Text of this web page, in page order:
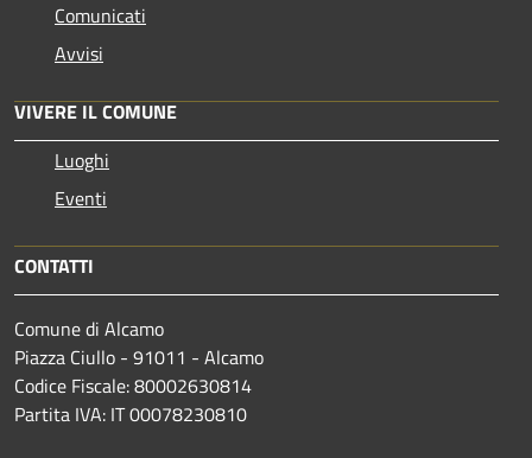
Comunicati
Avvisi
VIVERE IL COMUNE
Luoghi
Eventi
CONTATTI
Comune di Alcamo
Piazza Ciullo - 91011 - Alcamo
Codice Fiscale: 80002630814
Partita IVA: IT 00078230810